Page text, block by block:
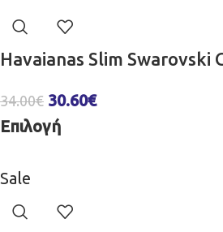
Havaianas Slim
34.00€ 30.60€
Επιλογή
Sale